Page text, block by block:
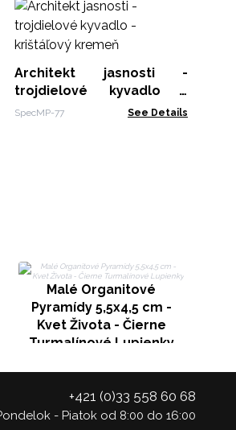
Architekt jasnosti -
trojdielové kyvadlo -
krištáľový kremeň
SpecMP-77 See Details
Malé Organitové
Pyramídy 5,5x4,5 cm -
Kvet Života - Čierne
Turmalínové Lupienky
+421 (0)33 558 60 68
- Piatok od 8:00 do 16:00